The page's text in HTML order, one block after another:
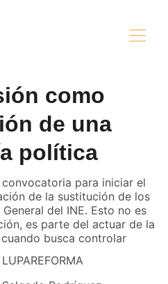
como
de una
política
para iniciar el
de la sustitución de los
del INE. Esto no es
es parte del actuar de la
busca controlar